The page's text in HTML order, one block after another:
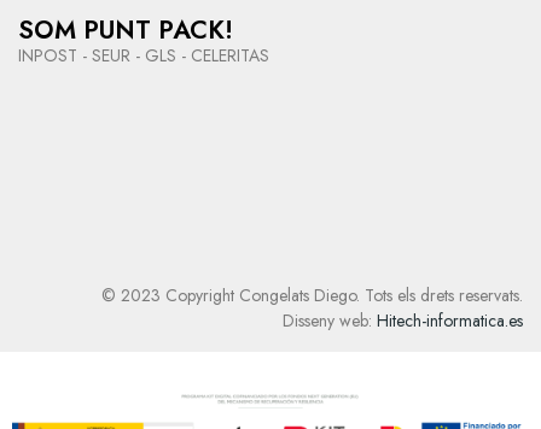
SOM PUNT PACK!
INPOST - SEUR - GLS - CELERITAS
© 2023 Copyright Congelats Diego. Tots els drets reservats.
Disseny web: Hitech-informatica.es